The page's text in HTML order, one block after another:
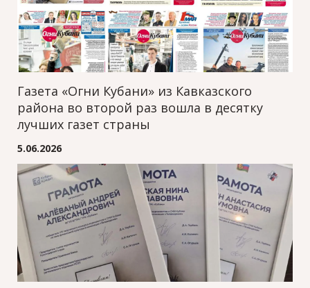
Газета «Огни Кубани» из Кавказского
района во второй раз вошла в десятку
лучших газет страны
5.06.2026